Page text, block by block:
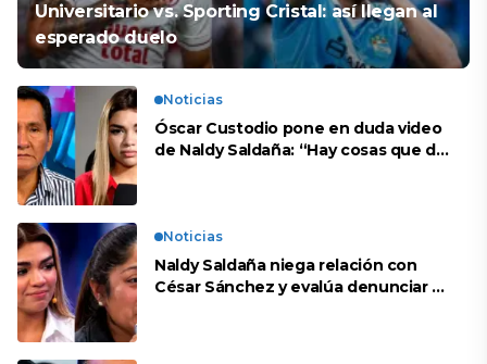
Universitario vs. Sporting Cristal: así llegan al
esperado duelo
Noticias
Óscar Custodio pone en duda video
de Naldy Saldaña: “Hay cosas que de
Noticias
Naldy Saldaña niega relación con
César Sánchez y evalúa denunciar a